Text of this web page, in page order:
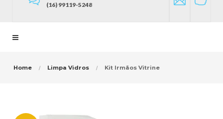
(16) 99119-5248
Home Limpa Vidros Kit Irmãos Vitrine